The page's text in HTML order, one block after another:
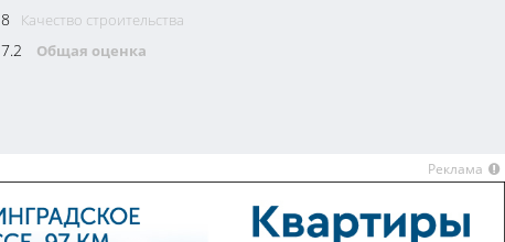
8 Качество строительства
7.2 Общая оценка
Реклама